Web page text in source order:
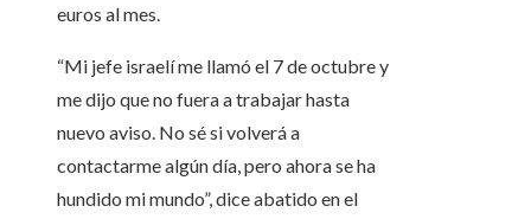
euros al mes.
“Mi jefe israelí me llamó el 7 de octubre y
me dijo que no fuera a trabajar hasta
nuevo aviso. No sé si volverá a
contactarme algún día, pero ahora se ha
hundido mi mundo”, dice abatido en el